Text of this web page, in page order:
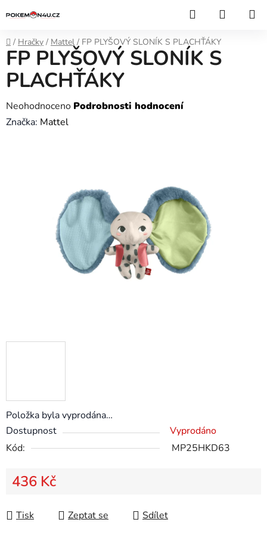
na
Hledat
Domů
/ Hračky / Mattel / FP PLYŠOVÝ SLONÍK S PLACHŤÁKY
Položka byla vyprodána…
Dostupnost
Vyprodáno
Kód:
MP25HKD63
436 Kč
Tisk
Zeptat se Sdílet
FP PLYŠOVÝ SLONÍK S
PLACHŤÁKY
Průměrné
hodnocení
Neohodnoceno Podrobnosti hodnocení
Značka: Mattel